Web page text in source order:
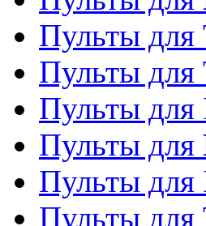
Пульты
Пульты для
Пульты
Пульты для
Пульты
Пульты